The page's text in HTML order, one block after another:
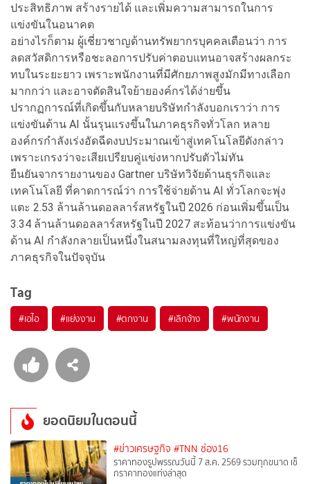
ประสิทธิภาพ สร้างรายได้ และเพิ่มความสามารถในการ
แข่งขันในอนาคต
อย่างไรก็ตาม ผู้เชี่ยวชาญด้านทรัพยากรบุคคลเตือนว่า การ
ลดสวัสดิการหรือชะลอการปรับค่าตอบแทนอาจสร้างผลกระ
ทบในระยะยาว เพราะพนักงานที่มีศักยภาพสูงมักมีทางเลือก
มากกว่า และอาจตัดสินใจย้ายองค์กรได้ง่ายขึ้น
ปรากฏการณ์ที่เกิดขึ้นกับหลายบริษัทกำลังบอกเราว่า การ
แข่งขันด้าน AI นั้นรุนแรงขึ้นในภาคธุรกิจทั่วโลก หลาย
องค์กรกำลังเร่งอัดฉีดงบประมาณเข้าสู่เทคโนโลยีดังกล่าว
เพราะเกรงว่าจะเสียเปรียบคู่แข่งหากปรับตัวไม่ทัน
ยืนยันจากรายงานของ Gartner บริษัทวิจัยด้านธุรกิจและ
เทคโนโลยี ที่คาดการณ์ว่า การใช้จ่ายด้าน AI ทั่วโลกจะพุ่ง
แตะ 2.53 ล้านล้านดอลลาร์สหรัฐในปี 2026 ก่อนเพิ่มขึ้นเป็น
3.34 ล้านล้านดอลลาร์สหรัฐในปี 2027 สะท้อนว่าการแข่งขัน
ด้าน AI กำลังกลายเป็นหนึ่งในสนามลงทุนที่ใหญ่ที่สุดของ
ภาคธุรกิจในปัจจุบัน
Tag
#เอไอ #แย่งงาน #ตกงาน #เลิกจ้าง #พนักงาน
ยอดนิยมในตอนนี้
#ข่าวเศรษฐกิจ #TNN ช่อง16
ราคาทองรูปพรรณวันนี้ 7 ส.ค. 2569 รวมทุกขนาด เช็
กราคาทองแท่งล่าสุด